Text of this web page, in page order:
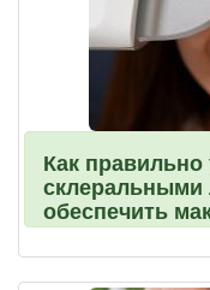
Как правильно
склеральными
обеспечить